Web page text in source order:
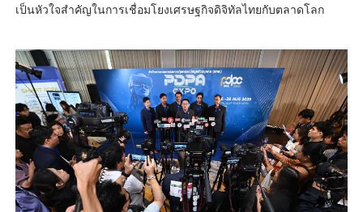
เป็นหัวใจสำคัญในการเชื่อมโยงเศรษฐกิจดิจิทัลไทยกับตลาดโลก